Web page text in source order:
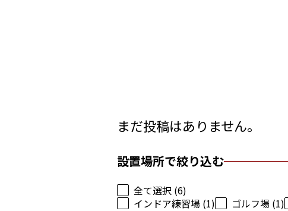
まだ投稿はありません。
設置場所で絞り込む
全て選択 (6)
インドア練習場 (1)
ゴルフ場 (1)